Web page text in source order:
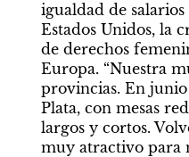
igualdad de
Estados Unidos, la
de derechos
Europa. “Nuestra
provincias. En
Plata, con mesas
largos y cortos.
muy atractivo para